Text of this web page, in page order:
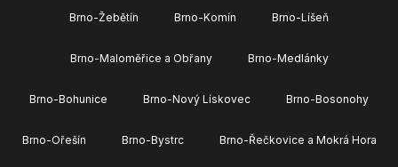
Brno-Žebětín Brno-Komín Brno-Líšeň
Brno-Maloměřice a Obřany Brno-Medlánky
Brno-Bohunice Brno-Nový Lískovec Brno-Bosonohy
Brno-Ořešín Brno-Bystrc Brno-Řečkovice a Mokrá Hora